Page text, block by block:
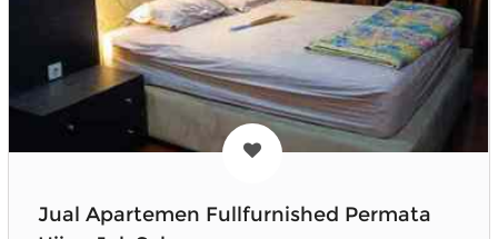
Jual Apartemen Fullfurnished Permata